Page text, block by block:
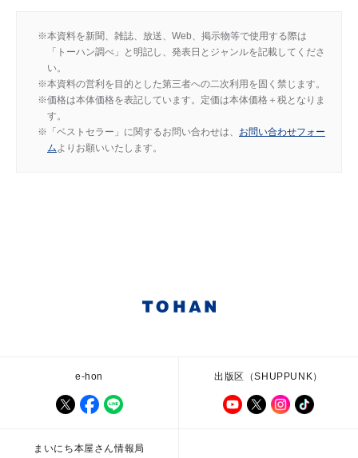
本資料を新聞、雑誌、放送、Web、掲示物等で使用する際は
「トーハン調べ」と明記し、発表日とジャンルを記載してくださ
い。
本資料の営利を目的とした第三者への二次利用を固く禁じます。
価格は本体価格を表記しています。定価は本体価格＋税となりま
す。
「ベストセラー」に関するお問い合わせは、 お問い合わせフォー
ムよりお願いいたします。
e-hon 出版区（SHUPPUNK）
まいにち本屋さん情報局